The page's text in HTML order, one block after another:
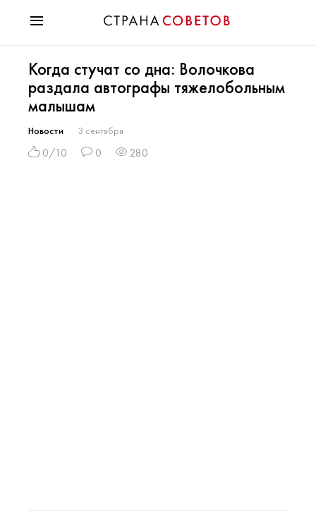
Мода
Звезды
Гороскопы
Здоровье
Психология
Когда стучат со дна: Волочкова
раздала автографы тяжелобольным
малышам
Новости 3 сентября
0/10 0 280